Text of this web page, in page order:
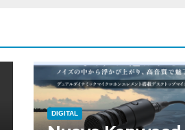
DIGITAL